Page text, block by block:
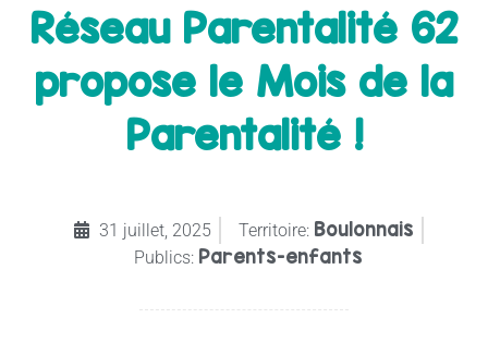
Réseau Parentalité 62
propose le Mois de la
Parentalité !
31 juillet, 2025 Territoire: Boulonnais
Publics: Parents-enfants